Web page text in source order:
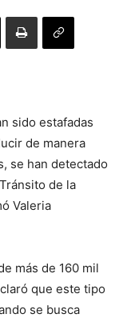
sido estafadas
de manera
se han detectado
de la
Valeria
más de 160 mil
que este tipo
se busca